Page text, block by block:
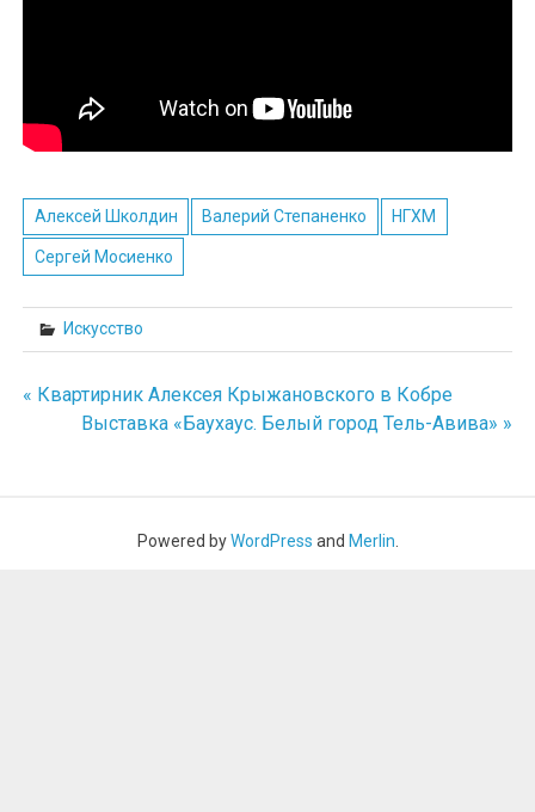
Алексей Школдин Валерий Степаненко НГХМ
Сергей Мосиенко
Искусство
Навигация
« Квартирник Алексея Крыжановского в Кобре
Выставка «Баухаус. Белый город Тель-Авива» »
Powered byWordPress and Merlin.